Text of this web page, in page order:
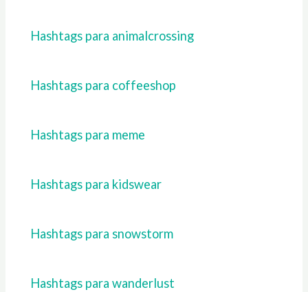
Hashtags para animalcrossing
Hashtags para coffeeshop
Hashtags para meme
Hashtags para kidswear
Hashtags para snowstorm
Hashtags para wanderlust